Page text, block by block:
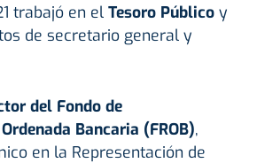
trabajó en el Tesoro Público y
de secretario general y
del Fondo de
Bancaria (FROB),
en la Representación de